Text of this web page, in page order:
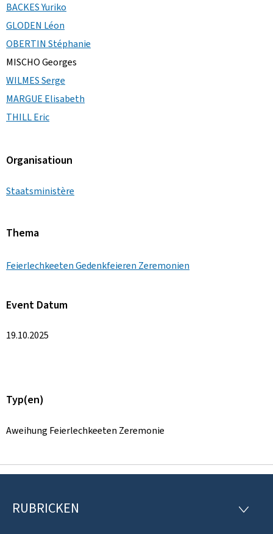
BACKES Yuriko
GLODEN Léon
OBERTIN Stéphanie
MISCHO Georges
WILMES Serge
MARGUE Elisabeth
THILL Eric
Organisatioun
Staatsministère
Thema
Feierlechkeeten Gedenkfeieren Zeremonien
Event Datum
19.10.2025
Typ(en)
Aweihung Feierlechkeeten Zeremonie
F
RUBRICKEN
R